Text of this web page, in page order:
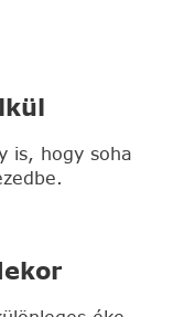
is, hogy soha